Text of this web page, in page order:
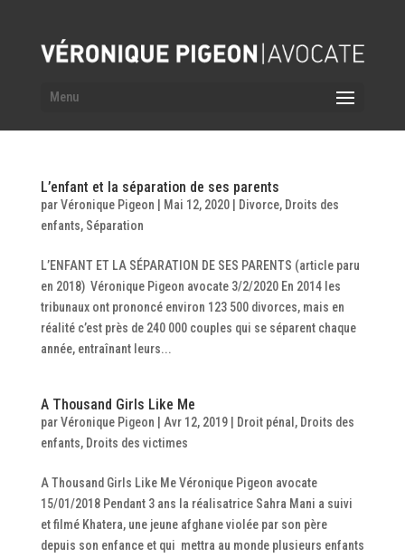
L’enfant et la séparation de ses parents
parVéronique Pigeon Mai 12, 2020| Divorce, Droits des
enfants, Séparation
L’ENFANT ET LA SÉPARATION DE SES PARENTS (article paru
en 2018) Véronique Pigeon avocate 3/2/2020 En 2014 les
tribunaux ont prononcé environ 123 500 divorces, mais en
réalité c’est près de 240 000 couples qui se séparent chaque
année, entraînant leurs...
A Thousand Girls Like Me
parVéronique Pigeon Avr 12, 2019| Droit pénal , Droits des
enfants, Droits des victimes
A Thousand Girls Like Me Véronique Pigeon avocate
15/01/2018 Pendant 3 ans la réalisatrice Sahra Mani a suivi
et filmé Khatera, une jeune afghane violée par son père
depuis son enfance et qui mettra au monde plusieurs enfants